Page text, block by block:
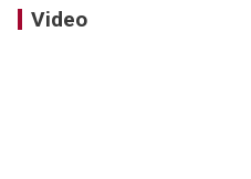
Video